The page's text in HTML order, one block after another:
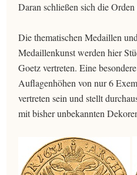
Daran schließen sich die
Die thematischen Medaillen
Medaillenkunst werden hier
Goetz vertreten. Eine
Auflagenhöhen von nur 6
vertreten sein und stellt
mit bisher unbekannten